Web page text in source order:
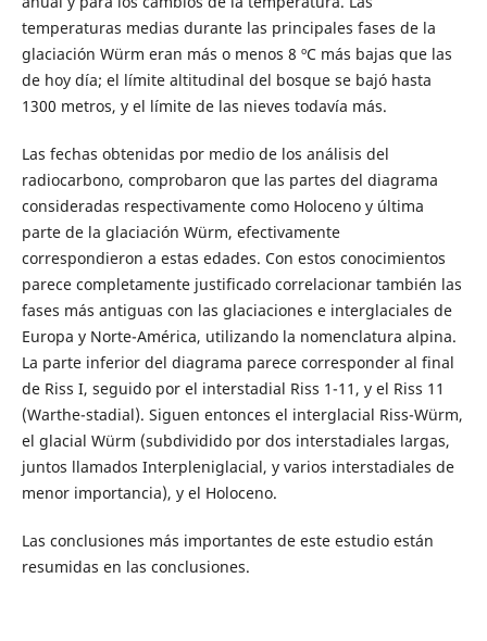
temperaturas medias durante las principales fases de la
glaciación Würm eran más o menos 8 ºC más bajas que las
de hoy día; el límite altitudinal del bosque se bajó hasta
1300 metros, y el límite de las nieves todavía más.
Las fechas obtenidas por medio de los análisis del
radiocarbono, comprobaron que las partes del diagrama
consideradas respectivamente como Holoceno y última
parte de la glaciación Würm, efectivamente
correspondieron a estas edades. Con estos conocimientos
parece completamente justificado correlacionar también las
fases más antiguas con las glaciaciones e interglaciales de
Europa y Norte-América, utilizando la nomenclatura alpina.
La parte inferior del diagrama parece corresponder al final
de Riss I, seguido por el interstadial Riss 1-11, y el Riss 11
(Warthe-stadial). Siguen entonces el interglacial Riss-Würm,
el glacial Würm (subdividido por dos interstadiales largas,
juntos llamados Interpleniglacial, y varios interstadiales de
menor importancia), y el Holoceno.
Las conclusiones más importantes de este estudio están
resumidas en las conclusiones.